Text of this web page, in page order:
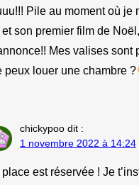
Pile au moment où je
son premier film de
Mes valises sont
peux louer une chambre ?
chickypoo dit :
1 novembre 2022 à 14:24
place est réservée ! Je